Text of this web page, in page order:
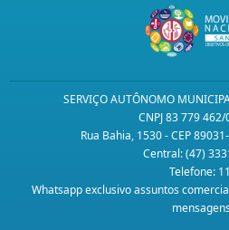
SERVIÇO AUTÔNOMO
CNPJ 83 779
Rua Bahia, 1530 - CEP
Central: (47)
Telefone:
Whatsapp exclusivo assuntos